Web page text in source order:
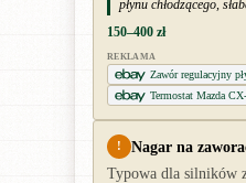
płynu chłodzącego,
150–400 zł
REKLAMA
Zawór regulacyjny
Termostat Mazda
! Nagar na
Typowa dla silników